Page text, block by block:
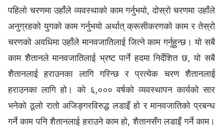
पहिलो चरणमा उहाँले व्यवस्थाको काम गर्नुभयो, दोस्रो चरणमा उहाँले
अनुग्रहको युगको काम गर्नुभयो अर्थात् क्रूसीकरणको काम र तेस्रो
चरणको अवधिमा उहाँले मानवजातिलाई जित्ने काम गर्नुहुन्छ। यो सबै
काम शैतानले मानवजातिलाई भ्रष्ट पार्ने हदमा निर्देशित छ, यो सबै
शैतानलाई हराउनका लागि गरिन्छ र प्रत्येक चरण शैतानलाई
हराउनका लागि हो। को ६,००० वर्षको व्यवस्थापन कार्यको सार
भनेको ठूलो रातो अजिङ्गरविरुद्ध लडाइँ हो र मानवजातिको प्रबन्ध
गर्ने काम पनि शैतानलाई हराउने काम हो, शैतानसँग लडाइँ गर्ने काम।